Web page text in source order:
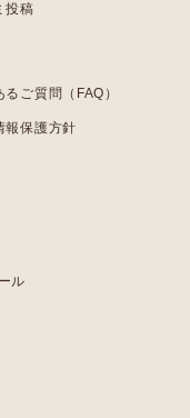
投稿
るご質問（FAQ）
報保護方針
ル